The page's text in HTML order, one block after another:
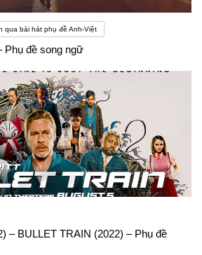
qua bài hát phụ đề Anh-Việt
Phụ đề song ngữ
– BULLET TRAIN (2022) – Phụ đề